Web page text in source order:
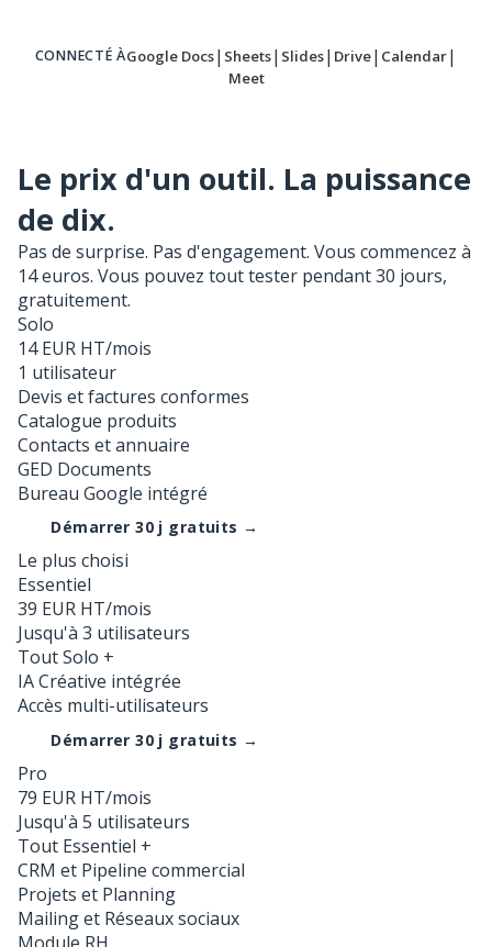
CONNECTÉ ÀGoogle Docs| Sheets| Slides| Drive| Calendar|
Meet
Le prix d'un outil. La puissance
de dix.
Pas de surprise. Pas d'engagement. Vous commencez à
14 euros. Vous pouvez tout tester pendant 30 jours,
gratuitement.
Solo
14EUR HT/mois
1 utilisateur
Devis et factures conformes
Catalogue produits
Contacts et annuaire
GED Documents
Bureau Google intégré
Démarrer 30 j gratuits →
Le plus choisi
Essentiel
39 EUR HT/mois
Jusqu'à 3 utilisateurs
Tout Solo +
IA Créative intégrée
Accès multi-utilisateurs
Démarrer 30 j gratuits →
Pro
79 EUR HT/mois
Jusqu'à 5 utilisateurs
Tout Essentiel +
CRM et Pipeline commercial
Projets et Planning
Mailing et Réseaux sociaux